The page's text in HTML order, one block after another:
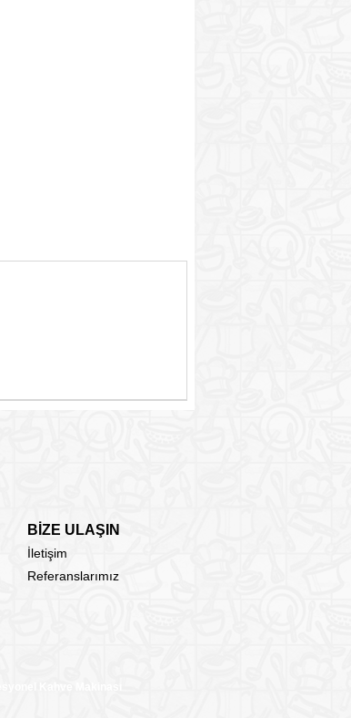
BİZE ULAŞIN
İletişim
Referanslarımız